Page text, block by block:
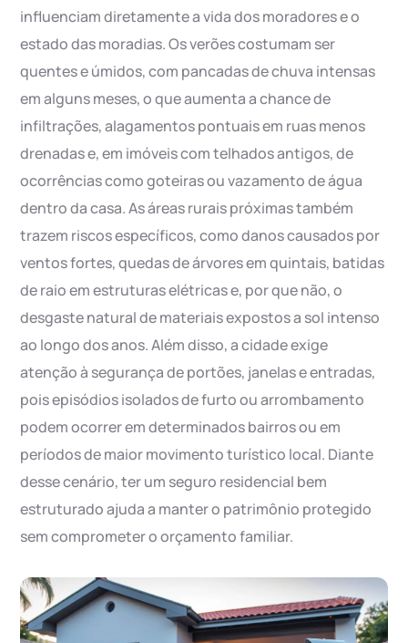
influenciam diretamente a vida dos moradores e o
estado das moradias. Os verões costumam ser
quentes e úmidos, com pancadas de chuva intensas
em alguns meses, o que aumenta a chance de
infiltrações, alagamentos pontuais em ruas menos
drenadas e, em imóveis com telhados antigos, de
ocorrências como goteiras ou vazamento de água
dentro da casa. As áreas rurais próximas também
trazem riscos específicos, como danos causados por
ventos fortes, quedas de árvores em quintais, batidas
de raio em estruturas elétricas e, por que não, o
desgaste natural de materiais expostos a sol intenso
ao longo dos anos. Além disso, a cidade exige
atenção à segurança de portões, janelas e entradas,
pois episódios isolados de furto ou arrombamento
podem ocorrer em determinados bairros ou em
períodos de maior movimento turístico local. Diante
desse cenário, ter um seguro residencial bem
estruturado ajuda a manter o patrimônio protegido
sem comprometer o orçamento familiar.